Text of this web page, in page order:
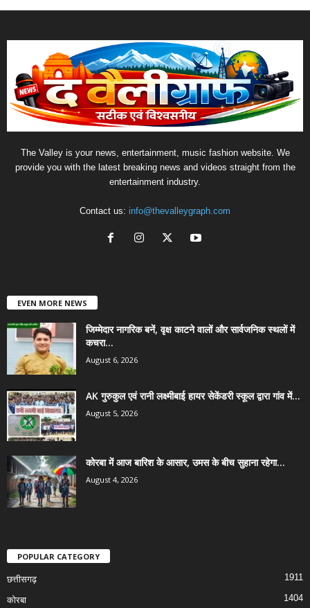
The Valley is your news, entertainment, music fashion website. We
provide you with the latest breaking news and videos straight from the
entertainment industry.
Contact us: info@thevalleygraph.com
EVEN MORE NEWS
जिम्मेदार नागरिक बनें, वृक्ष काटने वालों और सार्वजनिक स्थलों में
कचरा...
August 6, 2026
AK गुरुकुल एवं रानी लक्ष्मीबाई हायर सेकेंडरी स्कूल द्वारा गांव में...
August 5, 2026
कोरबा में आज बारिश के आसार, उमस के बीच सुहाना रहेगा...
August 4, 2026
POPULAR CATEGORY
छत्तीसगढ़ 1911
कोरबा 1404